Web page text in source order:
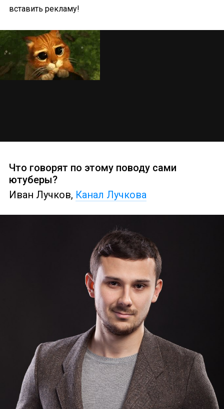
вставить рекламу!
Что говорят по этому поводу сами
ютуберы?
Иван Лучков, Канал Лучкова